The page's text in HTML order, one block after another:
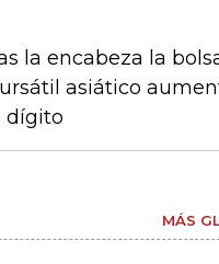
la encabeza la
asiático
dígito
MÁS